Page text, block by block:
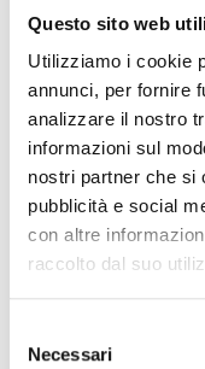
Questo sito web
Utilizziamo i cookie
annunci, per fornire
analizzare il nostro
informazioni sul
nostri partner che si
pubblicità e social
con altre
raccolto dal suo
Necessari
Cattelan Italia
Hocker Alessio -
Italia
€460
€414